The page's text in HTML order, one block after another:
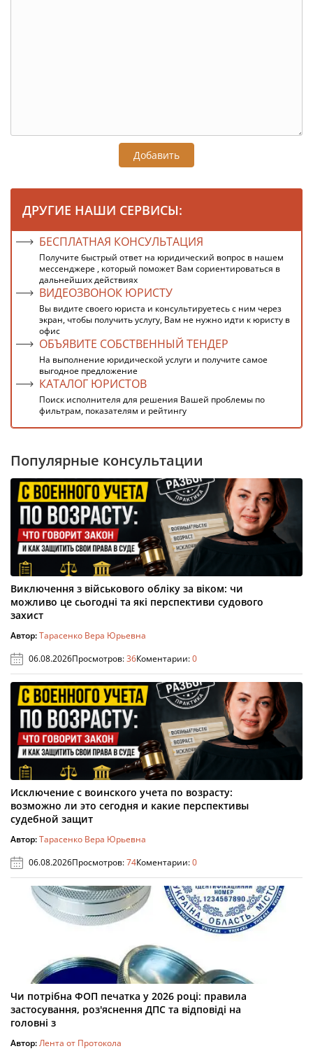
Добавить
ДРУГИЕ НАШИ СЕРВИСЫ:
БЕСПЛАТНАЯ КОНСУЛЬТАЦИЯ
Получите быстрый ответ на юридический вопрос в нашем
мессенджере , который поможет Вам сориентироваться в
дальнейших действиях
ВИДЕОЗВОНОК ЮРИСТУ
Вы видите своего юриста и консультируетесь с ним через
экран, чтобы получить услугу, Вам не нужно идти к юристу в
офис
ОБЪЯВИТЕ СОБСТВЕННЫЙ ТЕНДЕР
На выполнение юридической услуги и получите самое
выгодное предложение
КАТАЛОГ ЮРИСТОВ
Поиск исполнителя для решения Вашей проблемы по
фильтрам, показателям и рейтингу
Популярные консультации
Виключення з військового обліку за віком: чи
можливо це сьогодні та які перспективи судового
захист
Автор:Тарасенко Вера Юрьевна
06.08.2026Просмотров:36Коментарии:0
Исключение с воинского учета по возрасту:
возможно ли это сегодня и какие перспективы
судебной защит
Автор:Тарасенко Вера Юрьевна
06.08.2026Просмотров:74Коментарии:0
Чи потрібна ФОП печатка у 2026 році: правила
застосування, роз'яснення ДПС та відповіді на
головні з
Автор:Лента от Протокола